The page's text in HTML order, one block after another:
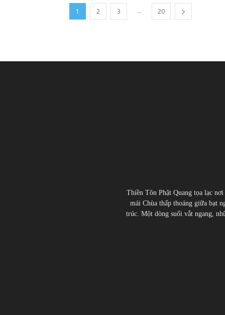
1 2 3 ... 20
Thiền Tôn Phật Quang tọa lạc
mái Chùa thấp thoáng giữa bạt
trúc. Một dòng suối vắt ngang,